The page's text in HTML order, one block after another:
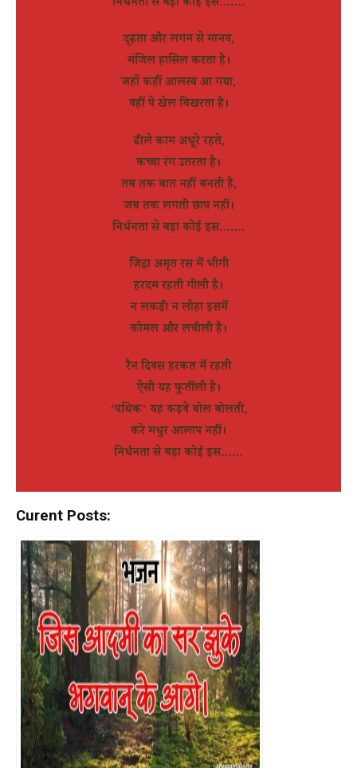
दृढ़ता और लगन से मानव,
मंजिल हासिल करता है।
जहाँ कहीं आलस्य आ गया,
वहीं पे खेल बिखरता है।
ढीले काम अधूरे रहते,
कच्चा रंग उतरता है।
तब तक बात नहीं बनती है,
जब तक लगती छाप नहीं।
निर्धनता से बड़ा कोई इस…….
जिह्वा अमृत रस में भीगी
हरदम रहती गीली है।
न लकड़ी न लोहा इसमें
कोमल और लचीली है।
रैन दिवस हरकत में रहती
ऐसी यह फुर्तीली है।
‘पथिक’ यह कड़वे बोल बोलती,
करे मधुर आलाप नहीं।
निर्धनता से बड़ा कोई इस……
Curent Posts: